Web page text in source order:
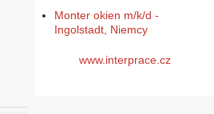
Monter okien m/k/d -
Ingolstadt, Niemcy
www.interprace.cz